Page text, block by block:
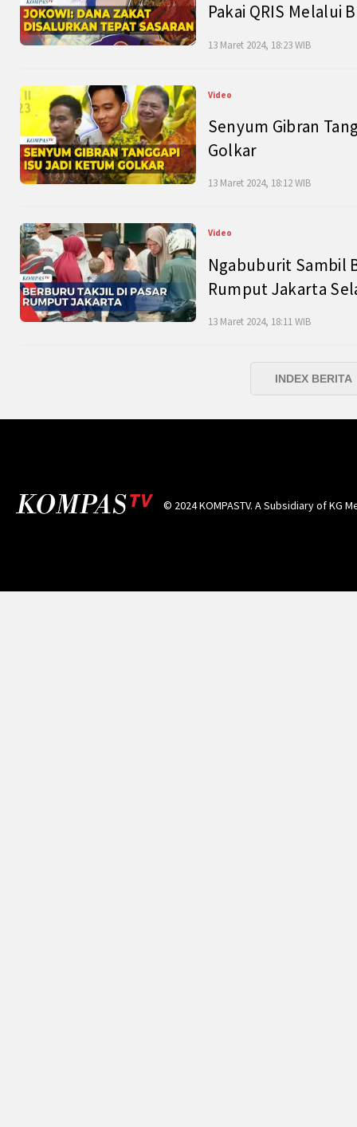
Pakai QRIS Melalui
13 Maret 2024, 18:23 WIB
Video
Senyum Gibran
Golkar
13 Maret 2024, 18:12 WIB
Video
Ngabuburit Sambil
Rumput Jakarta
13 Maret 2024, 18:11 WIB
INDEX BERITA
© 2024 KOMPASTV. A Subsidiary ofKG